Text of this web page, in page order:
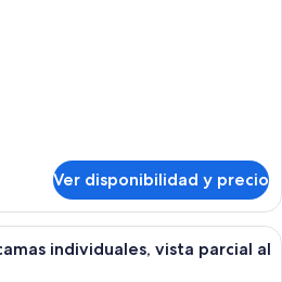
Ver disponibilidad y precio
Habitación de hotel con vista a la
individuales, vista parcial al